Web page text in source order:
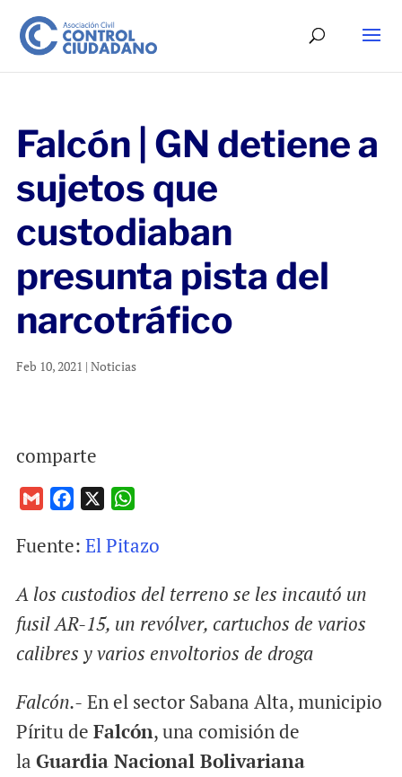
Falcón | GN detiene a
sujetos que
custodiaban
presunta pista del
narcotráfico
Feb 10, 2021 | Noticias
comparte
a
l
c
b
o
k
a
s
p
Fuente: El Pitazo
A los custodios del terreno se les incautó un
fusil AR-15, un revólver, cartuchos de varios
calibres y varios envoltorios de droga
Falcón.- En el sector Sabana Alta, municipio
Píritu de Falcón, una comisión de
la Guardia Nacional Bolivariana